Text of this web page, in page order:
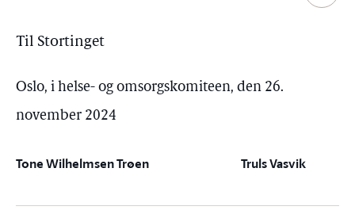
Til Stortinget
Oslo, i helse- og omsorgskomiteen, den 26.
november 2024
Tone Wilhelmsen Trøen Truls Vasvik